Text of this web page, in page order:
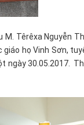
Têrêxa Nguyễn
giáo họ Vinh Sơn,
ngày 30.05.2017.